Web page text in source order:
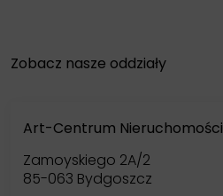
Zobacz nasze oddziały
Art-Centrum Nieruchomości
Zamoyskiego 2A/2
85-063 Bydgoszcz